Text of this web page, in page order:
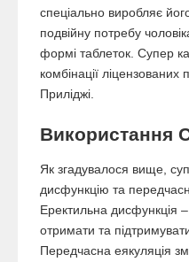
спеціально виробляє
подвійну потребу
формі таблеток. Супер
комбінації ліцензованих
Приліджі.
Використання
Як згадувалося вище,
дисфункцію та
Еректильна дисфункція –
отримати та
Передчасна еякуляція